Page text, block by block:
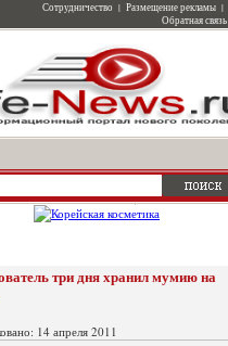
Сотрудничество | Размещение рекламы |
Обратная связь
три дня хранил мумию на
14 апреля 2011